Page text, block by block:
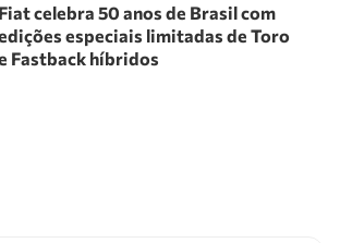
Fiat celebra 50 anos de Brasil com
especiais limitadas de Toro
Fastback híbridos